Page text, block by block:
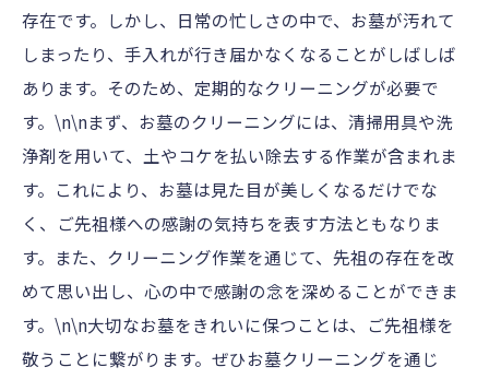
存在です。しかし、日常の忙しさの中で、お墓が汚れて
しまったり、手入れが行き届かなくなることがしばしば
あります。そのため、定期的なクリーニングが必要で
す。\n\nまず、お墓のクリーニングには、清掃用具や洗
浄剤を用いて、土やコケを払い除去する作業が含まれま
す。これにより、お墓は見た目が美しくなるだけでな
く、ご先祖様への感謝の気持ちを表す方法ともなりま
す。また、クリーニング作業を通じて、先祖の存在を改
めて思い出し、心の中で感謝の念を深めることができま
す。\n\n大切なお墓をきれいに保つことは、ご先祖様を
敬うことに繋がります。ぜひお墓クリーニングを通じ